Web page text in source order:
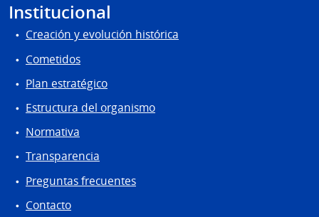
Institucional
Creación y evolución histórica
Cometidos
Plan estratégico
Estructura del organismo
Normativa
Transparencia
Preguntas frecuentes
Contacto